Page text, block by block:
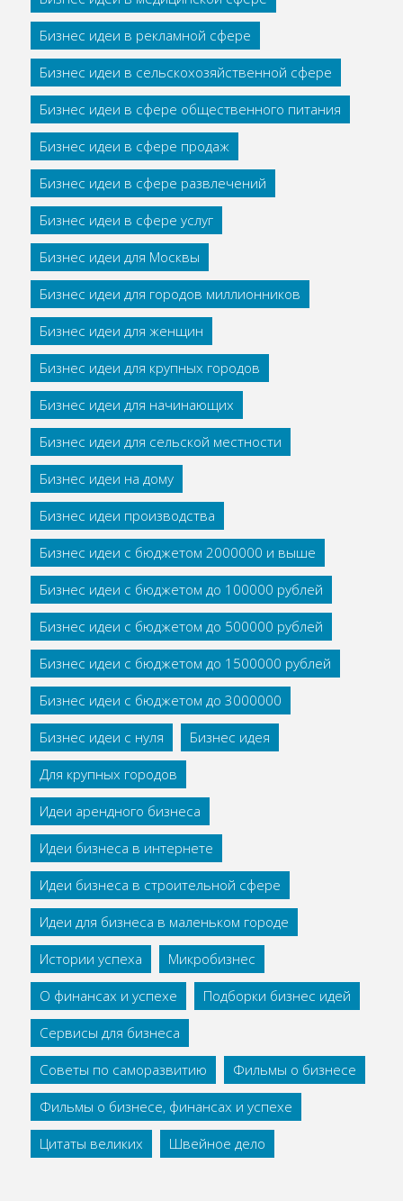
Бизнес идеи в рекламной сфере
Бизнес идеи в сельскохозяйственной сфере
Бизнес идеи в сфере общественного питания
Бизнес идеи в сфере продаж
Бизнес идеи в сфере развлечений
Бизнес идеи в сфере услуг
Бизнес идеи для Москвы
Бизнес идеи для городов миллионников
Бизнес идеи для женщин
Бизнес идеи для крупных городов
Бизнес идеи для начинающих
Бизнес идеи для сельской местности
Бизнес идеи на дому
Бизнес идеи производства
Бизнес идеи с бюджетом 2000000 и выше
Бизнес идеи с бюджетом до 100000 рублей
Бизнес идеи с бюджетом до 500000 рублей
Бизнес идеи с бюджетом до 1500000 рублей
Бизнес идеи с бюджетом до 3000000
Бизнес идеи с нуля
Бизнес идея
Для крупных городов
Идеи арендного бизнеса
Идеи бизнеса в интернете
Идеи бизнеса в строительной сфере
Идеи для бизнеса в маленьком городе
Истории успеха
Микробизнес
О финансах и успехе
Подборки бизнес идей
Сервисы для бизнеса
Советы по саморазвитию
Фильмы о бизнесе
Фильмы о бизнесе, финансах и успехе
Цитаты великих
Швейное дело